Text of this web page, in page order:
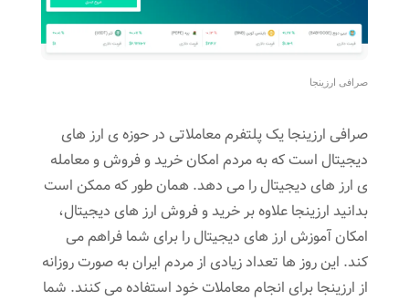
صرافی ارزینجا
صرافی ارزینجا یک پلتفرم معاملاتی در حوزه ی ارز های
دیجیتال است که به مردم امکان خرید و فروش و معامله
ی ارز های دیجیتال را می دهد. همان طور که ممکن است
بدانید ارزینجا علاوه بر خرید و فروش ارز های دیجیتال،
امکان آموزش ارز های دیجیتال را برای شما فراهم می
کند. این روز ها تعداد زیادی از مردم ایران به صورت روزانه
از ارزینجا برای انجام معاملات خود استفاده می کنند. شما